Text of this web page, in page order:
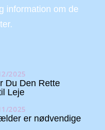
information om de
2025
Du Den Rette
Leje
2025
er nødvendige